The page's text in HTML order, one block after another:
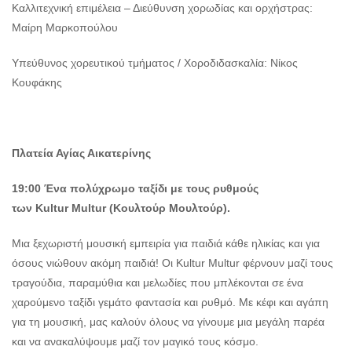
Καλλιτεχνική επιμέλεια – Διεύθυνση χορωδίας και ορχήστρας:
Μαίρη Μαρκοπούλου
Υπεύθυνος χορευτικού τμήματος / Χοροδιδασκαλία: Νίκος
Κουφάκης
Πλατεία Αγίας Αικατερίνης
19:00 Ένα πολύχρωμο ταξίδι με τους ρυθμούς
των Kultur Multur (Κουλτούρ Μουλτούρ).
Μια ξεχωριστή μουσική εμπειρία για παιδιά κάθε ηλικίας και για
όσους νιώθουν ακόμη παιδιά! Οι Kultur Multur φέρνουν μαζί τους
τραγούδια, παραμύθια και μελωδίες που μπλέκονται σε ένα
χαρούμενο ταξίδι γεμάτο φαντασία και ρυθμό. Με κέφι και αγάπη
για τη μουσική, μας καλούν όλους να γίνουμε μια μεγάλη παρέα
και να ανακαλύψουμε μαζί τον μαγικό τους κόσμο.